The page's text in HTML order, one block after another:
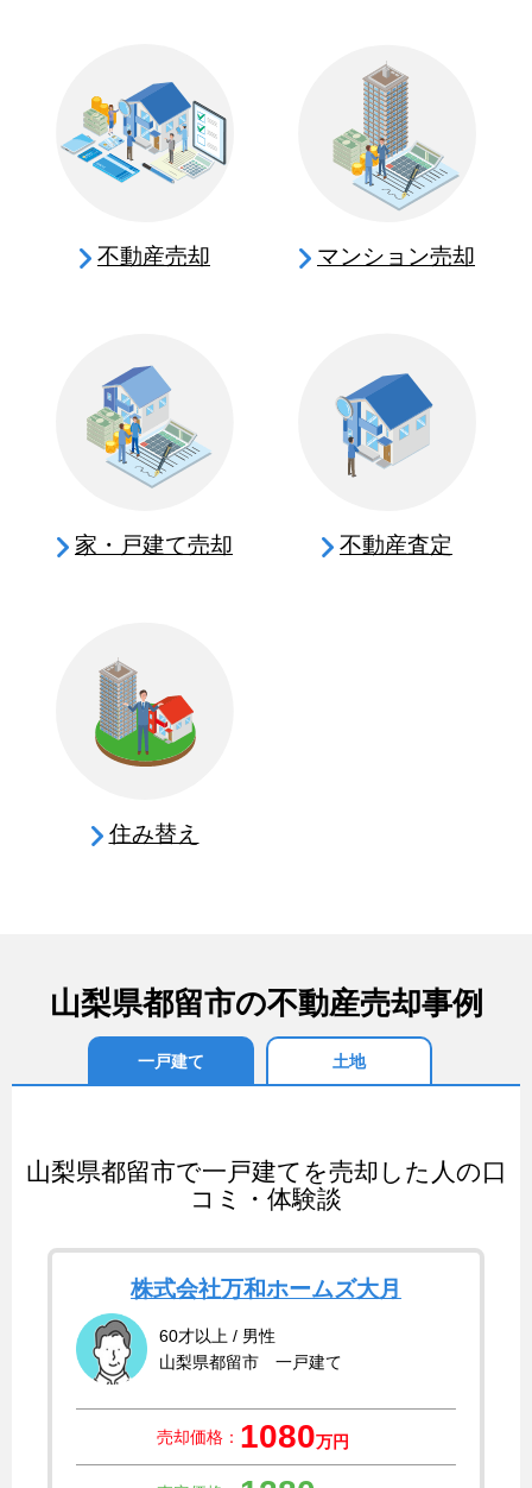
不動産売却 マンション売却
家・戸建て売却 不動産査定
住み替え
山梨県都留市の不動産売却事例
一戸建て 土地
山梨県都留市で一戸建てを売却した人の口
コミ・体験談
株式会社万和ホームズ大月
60才以上 / 男性
山梨県都留市 一戸建て
売却価格： 1080万円